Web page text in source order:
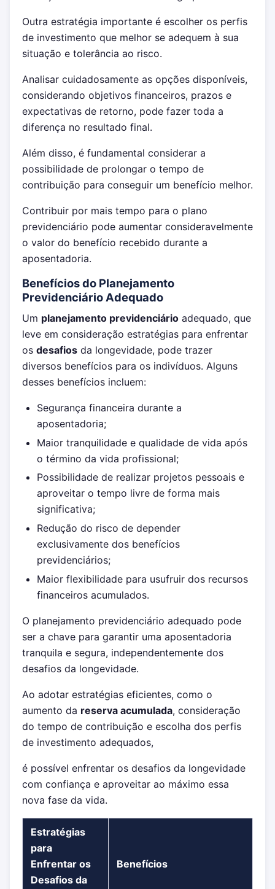
Outra estratégia importante é escolher os perfis
de investimento que melhor se adequem à sua
situação e tolerância ao risco.
Analisar cuidadosamente as opções disponíveis,
considerando objetivos financeiros, prazos e
expectativas de retorno, pode fazer toda a
diferença no resultado final.
Além disso, é fundamental considerar a
possibilidade de prolongar o tempo de
contribuição para conseguir um benefício melhor.
Contribuir por mais tempo para o plano
previdenciário pode aumentar consideravelmente
o valor do benefício recebido durante a
aposentadoria.
Benefícios do Planejamento
Previdenciário Adequado
Um planejamento previdenciário adequado, que
leve em consideração estratégias para enfrentar
os desafios da longevidade, pode trazer
diversos benefícios para os indivíduos. Alguns
desses benefícios incluem:
Segurança financeira durante a
aposentadoria;
Maior tranquilidade e qualidade de vida após
o término da vida profissional;
Possibilidade de realizar projetos pessoais e
aproveitar o tempo livre de forma mais
significativa;
Redução do risco de depender
exclusivamente dos benefícios
previdenciários;
Maior flexibilidade para usufruir dos recursos
financeiros acumulados.
O planejamento previdenciário adequado pode
ser a chave para garantir uma aposentadoria
tranquila e segura, independentemente dos
desafios da longevidade.
Ao adotar estratégias eficientes, como o
aumento da reserva acumulada, consideração
do tempo de contribuição e escolha dos perfis
de investimento adequados,
é possível enfrentar os desafios da longevidade
com confiança e aproveitar ao máximo essa
nova fase da vida.
Estratégias
para
Enfrentar os
Desafios da
Benefícios